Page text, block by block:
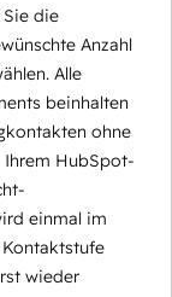
Sie die
Anzahl
Alle
beinhalten
ohne
Ihrem HubSpot-
einmal im
wieder